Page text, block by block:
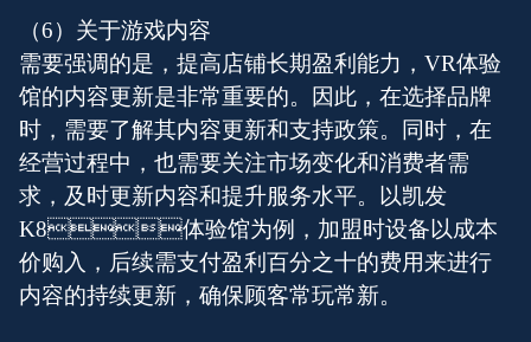
（6）关于游戏内容
需要强调的是，提高店铺长期盈利能力，VR体验
馆的内容更新是非常重要的。因此，在选择品牌
时，需要了解其内容更新和支持政策。同时，在
经营过程中，也需要关注市场变化和消费者需
求，及时更新内容和提升服务水平。以凯发
K8体验馆为例，加盟时设备以成本
价购入，后续需支付盈利百分之十的费用来进行
内容的持续更新，确保顾客常玩常新。